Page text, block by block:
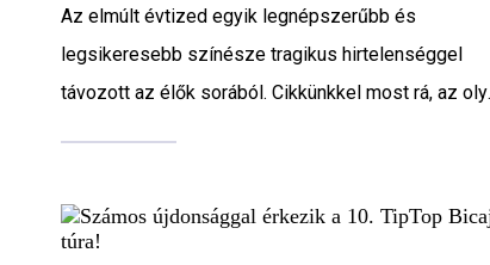
Az elmúlt évtized egyik legnépszerűbb és
legsikeresebb színésze tragikus hirtelenséggel
távozott az élők sorából. Cikkünkkel most rá, az oly